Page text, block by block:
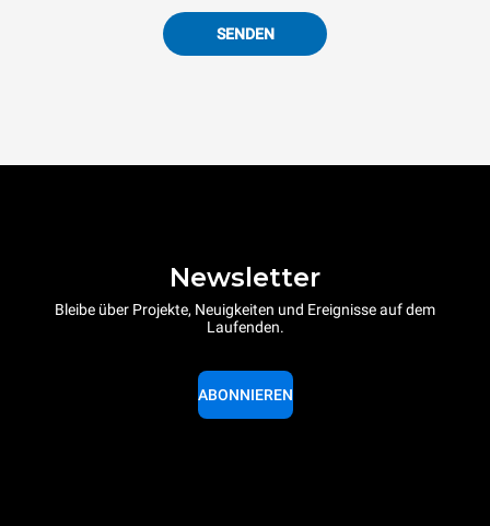
SENDEN
Newsletter
Bleibe über Projekte, Neuigkeiten und Ereignisse auf dem
Laufenden.
ABONNIEREN